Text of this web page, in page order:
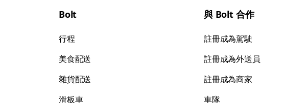
Bolt
行程
美食配送
雜貨配送
滑板車
與 Bolt 合作
註冊成為駕駛
註冊成為外送員
註冊成為商家
車隊